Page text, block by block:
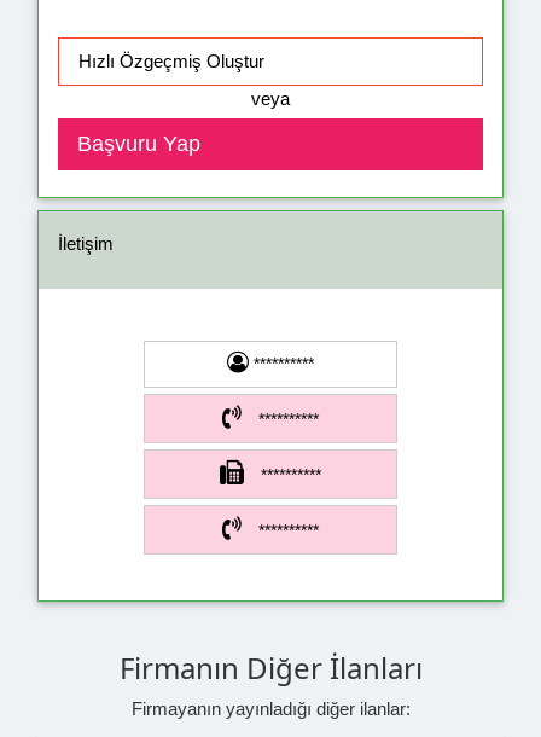
veya
İletişim
**********
**********
**********
**********
Firmanın Diğer İlanları
Firmayanın yayınladığı diğer ilanlar: